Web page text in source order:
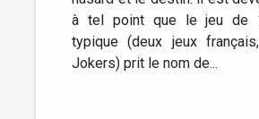
à tel point que le jeu de
typique (deux jeux
Jokers) prit le nom de...